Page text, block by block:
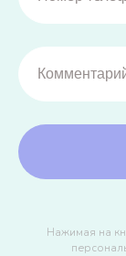
Нажимая на